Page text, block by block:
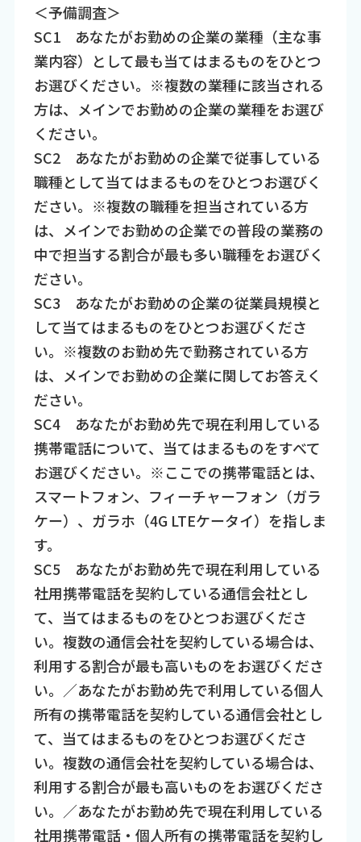
＜予備調査＞
SC1 あなたがお勤めの企業の業種（主な事
業内容）として最も当てはまるものをひとつ
お選びください。※複数の業種に該当される
方は、メインでお勤めの企業の業種をお選び
ください。
SC2 あなたがお勤めの企業で従事している
職種として当てはまるものをひとつお選びく
ださい。※複数の職種を担当されている方
は、メインでお勤めの企業での普段の業務の
中で担当する割合が最も多い職種をお選びく
ださい。
SC3 あなたがお勤めの企業の従業員規模と
して当てはまるものをひとつお選びくださ
い。※複数のお勤め先で勤務されている方
は、メインでお勤めの企業に関してお答えく
ださい。
SC4 あなたがお勤め先で現在利用している
携帯電話について、当てはまるものをすべて
お選びください。※ここでの携帯電話とは、
スマートフォン、フィーチャーフォン（ガラ
ケー）、ガラホ（4G LTEケータイ）を指しま
す。
SC5 あなたがお勤め先で現在利用している
社用携帯電話を契約している通信会社とし
て、当てはまるものをひとつお選びくださ
い。複数の通信会社を契約している場合は、
利用する割合が最も高いものをお選びくださ
い。／あなたがお勤め先で利用している個人
所有の携帯電話を契約している通信会社とし
て、当てはまるものをひとつお選びくださ
い。複数の通信会社を契約している場合は、
利用する割合が最も高いものをお選びくださ
い。／あなたがお勤め先で現在利用している
社用携帯電話・個人所有の携帯電話を契約し